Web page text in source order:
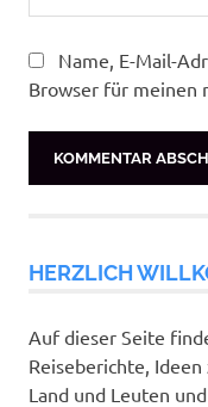
Name, E-Mail-
Browser für meinen
HERZLICH
Auf dieser Seite
Reiseberichte,
Land und Leuten